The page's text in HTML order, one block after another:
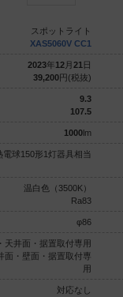
スポットライト
XAS5060V CC1
2023年12月 21 日
39,200円(税抜)
9.3
107.5
1000lm
電球150形1灯器具相当
温白色（3500K）
Ra83
φ86
天井面・据置取付専用
面・壁面・据置取付専
用
対応なし